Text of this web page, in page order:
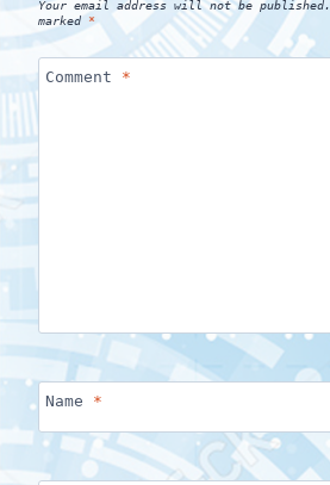
Your email address will not be published.
marked *
Comment *
Name *